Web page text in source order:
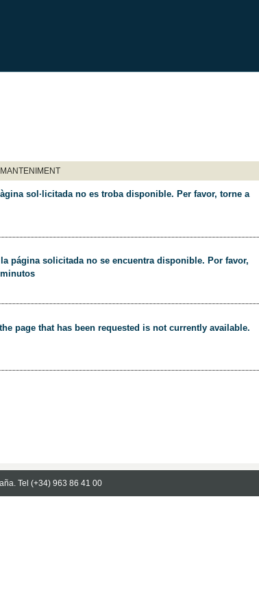
sol·licitada no es troba disponible. Per favor, torne a
página solicitada no se encuentra disponible. Por favor,
page that has been requested is not currently available.
Tel (+34) 963 86 41 00